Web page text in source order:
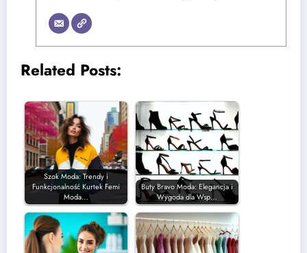
Related Posts:
Szok Moda: Trendy i
Funkcjonalność Kurtek Femi
Moda…
Buty Bravo Moda: Elegancja i
Wygoda dla Wsp…